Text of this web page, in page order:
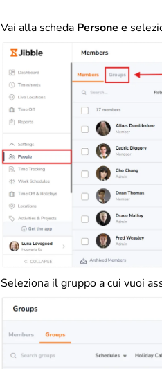
Vai alla scheda Persone e
Seleziona il gruppo a cui vuoi